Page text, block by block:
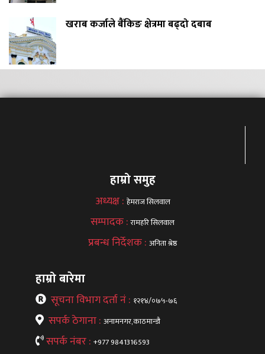
खराब कर्जाले बैंकिङ क्षेत्रमा बढ्दो दबाब
हाम्रो समुह
अध्यक्ष : हेमराज सिलवाल
सम्पादक :रामहरि सिलवाल
प्रबन्ध निर्देशक : अनिता श्रेष्ठ
हाम्रो बारेमा
सूचना विभाग दर्ता नं : १२१४/०७५-७६
सपर्क ठेगाना : अनामनगर,काठमान्डौ
सपर्क नंबर : +977 9841316593